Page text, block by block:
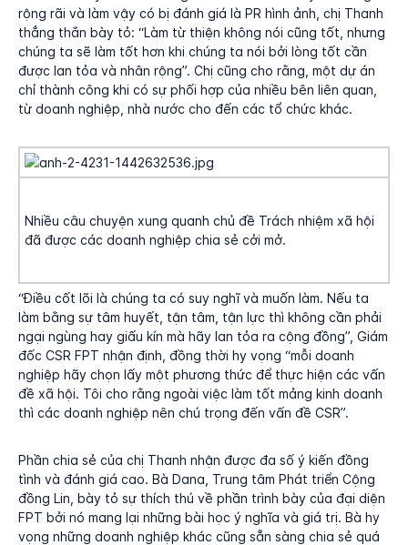
rộng rãi và làm vậy có bị đánh giá là PR hình ảnh, chị Thanh
thẳng thắn bày tỏ: “Làm từ thiện không nói cũng tốt, nhưng
chúng ta sẽ làm tốt hơn khi chúng ta nói bởi lòng tốt cần
được lan tỏa và nhân rộng”. Chị cũng cho rằng, một dự án
chỉ thành công khi có sự phối hợp của nhiều bên liên quan,
từ doanh nghiệp, nhà nước cho đến các tổ chức khác.
Nhiều câu chuyện xung quanh chủ đề Trách nhiệm xã hội
đã được các doanh nghiệp chia sẻ cởi mở.
“Điều cốt lõi là chúng ta có suy nghĩ và muốn làm. Nếu ta
làm bằng sự tâm huyết, tận tâm, tận lực thì không cần phải
ngại ngùng hay giấu kín mà hãy lan tỏa ra cộng đồng”, Giám
đốc CSR FPT nhận định, đồng thời hy vọng “mỗi doanh
nghiệp hãy chọn lấy một phương thức để thực hiện các vấn
đề xã hội. Tôi cho rằng ngoài việc làm tốt mảng kinh doanh
thì các doanh nghiệp nên chú trọng đến vấn đề CSR”.
Phần chia sẻ của chị Thanh nhận được đa số ý kiến đồng
tình và đánh giá cao. Bà Dana, Trung tâm Phát triển Cộng
đồng Lin, bày tỏ sự thích thú về phần trình bày của đại diện
FPT bởi nó mang lại những bài học ý nghĩa và giá trị. Bà hy
vọng những doanh nghiệp khác cũng sẵn sàng chia sẻ quá